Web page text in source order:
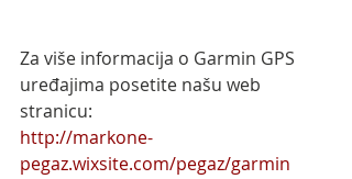
Za više informacija o Garmin GPS
uređajima posetite našu web
stranicu:
http://markone-
pegaz.wixsite.com/pegaz/garmin